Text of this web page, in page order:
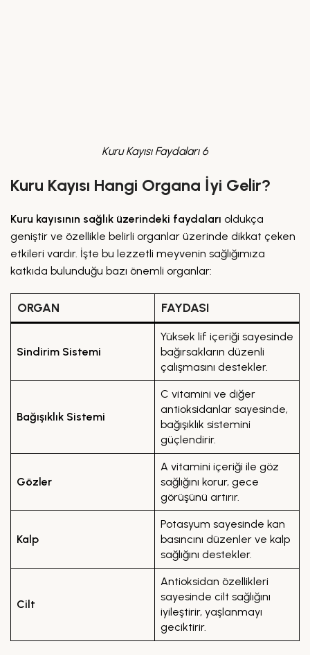
Kuru Kayısı Faydaları 6
Kuru Kayısı Hangi Organa İyi Gelir?
Kuru kayısının sağlık üzerindeki faydaları oldukça
geniştir ve özellikle belirli organlar üzerinde dikkat çeken
etkileri vardır. İşte bu lezzetli meyvenin sağlığımıza
katkıda bulunduğu bazı önemli organlar:
ORGAN FAYDASI
Sindirim Sistemi
Yüksek lif içeriği sayesinde
bağırsakların düzenli
çalışmasını destekler.
Bağışıklık Sistemi
C vitamini ve diğer
antioksidanlar sayesinde,
bağışıklık sistemini
güçlendirir.
Gözler
A vitamini içeriği ile göz
sağlığını korur, gece
görüşünü artırır.
Kalp
Potasyum sayesinde kan
basıncını düzenler ve kalp
sağlığını destekler.
Cilt
Antioksidan özellikleri
sayesinde cilt sağlığını
iyileştirir, yaşlanmayı
geciktirir.